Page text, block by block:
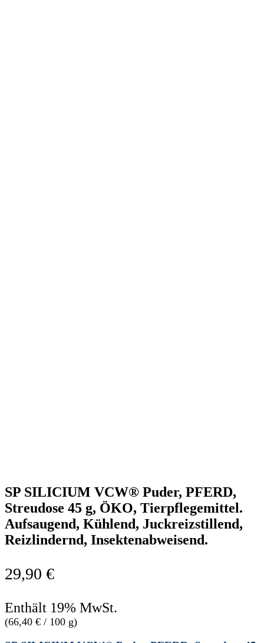
SP SILICIUM VCW® Puder, PFERD,
Streudose 45 g, ÖKO, Tierpflegemittel.
Aufsaugend, Kühlend, Juckreizstillend,
Reizlindernd, Insektenabweisend.
29,90 €
Enthält 19% MwSt.
(66,40 € / 100 g)